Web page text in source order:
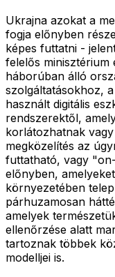
Ukrajna azokat a
fogja előnyben
képes futtatni -
felelős minisztérium
háborúban álló
szolgáltatásokhoz,
használt digitális
rendszerektől,
korlátozhatnak
megközelítés az
futtatható, vagy
előnyben,
környezetében
párhuzamosan
amelyek
ellenőrzése alatt
tartoznak többek
modelljei is.